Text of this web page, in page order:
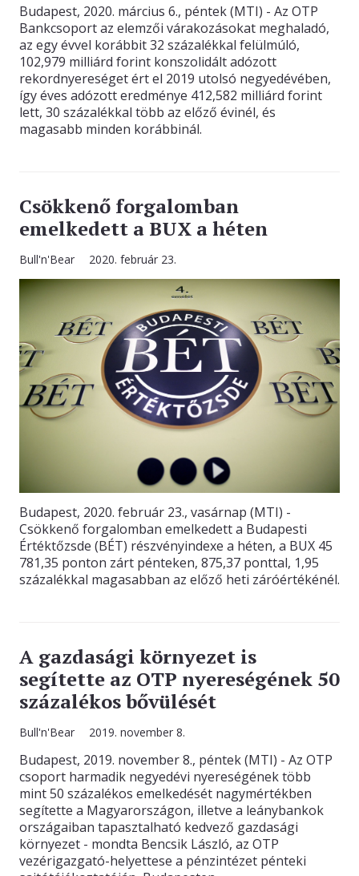
Budapest, 2020. március 6., péntek (MTI) - Az OTP
Bankcsoport az elemzői várakozásokat meghaladó,
az egy évvel korábbit 32 százalékkal felülmúló,
102,979 milliárd forint konszolidált adózott
rekordnyereséget ért el 2019 utolsó negyedévében,
így éves adózott eredménye 412,582 milliárd forint
lett, 30 százalékkal több az előző évinél, és
magasabb minden korábbinál.
Csökkenő forgalomban
emelkedett a BUX a héten
Bull'n'Bear 2020. február 23.
Budapest, 2020. február 23., vasárnap (MTI) -
Csökkenő forgalomban emelkedett a Budapesti
Értéktőzsde (BÉT) részvényindexe a héten, a BUX 45
781,35 ponton zárt pénteken, 875,37 ponttal, 1,95
százalékkal magasabban az előző heti záróértékénél.
A gazdasági környezet is
segítette az OTP nyereségének 50
százalékos bővülését
Bull'n'Bear 2019. november 8.
Budapest, 2019. november 8., péntek (MTI) - Az OTP
csoport harmadik negyedévi nyereségének több
mint 50 százalékos emelkedését nagymértékben
segítette a Magyarországon, illetve a leánybankok
országaiban tapasztalható kedvező gazdasági
környezet - mondta Bencsik László, az OTP
vezérigazgató-helyettese a pénzintézet pénteki